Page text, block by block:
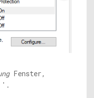
Fenster,
'.